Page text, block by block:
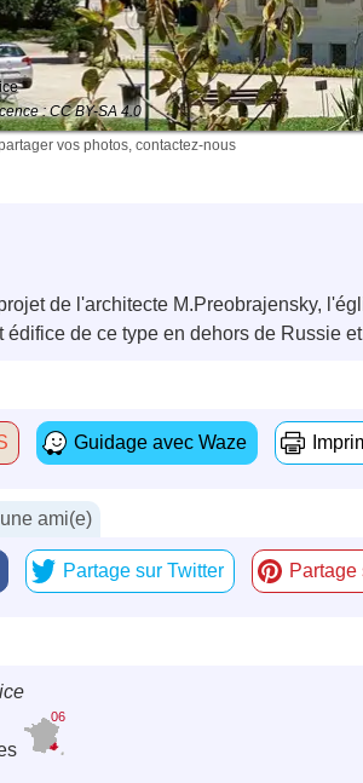
: CC BY-SA 4.0
vos photos, contactez-nous
de l'architecte M.Preobrajensky,
édifice de ce type en dehors de Russie
Guidage avec Waze
ami(e)
Partage sur Twitter Partage
06